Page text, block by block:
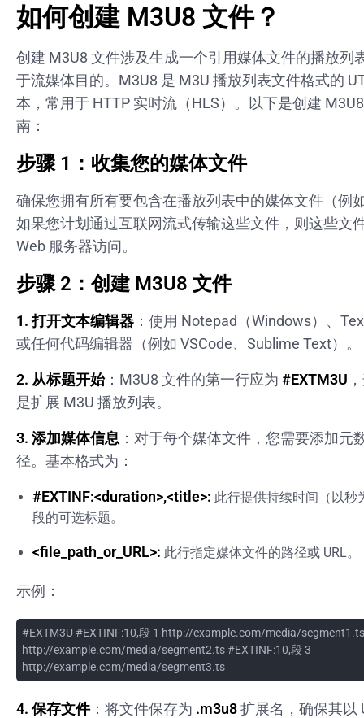
如何创建 M3U8 文件？
创建 M3U8 文件涉及生成一个引用媒体文件的播放列
于流媒体目的。M3U8 是 M3U 播放列表文件格式的
本，常用于 HTTP 实时流（HLS）。以下是创建
南：
步骤 1：收集您的媒体文件
确保您拥有所有要包含在播放列表中的媒体文件（例
如果您计划通过互联网流式传输这些文件，则这些文
Web 服务器访问。
步骤 2：创建 M3U8 文件
1. 打开文本编辑器 ：使用 Notepad（Windows）、
或任何代码编辑器（例如 VSCode、Sublime Text）。
2. 从标题开始：M3U8 文件的第一行应为 #EXTM3U
是扩展 M3U 播放列表。
3. 添加媒体信息 ：对于每个媒体文件，您需要添加元
径。基本格式为：
#EXTINF:<duration>,<title>: 此行提供持续时间（以秒
段的可选标题。
<file_path_or_URL>: 此行指定媒体文件的路径或 URL。
示例：
#EXTM3U #EXTINF:10,段 1 http://example.com/media/
http://example.com/media/segment2.ts #EXTINF:10,段 3
http://example.com/media/segment3.ts
4. 保存文件：将文件保存为 .m3u8扩展名，确保其以